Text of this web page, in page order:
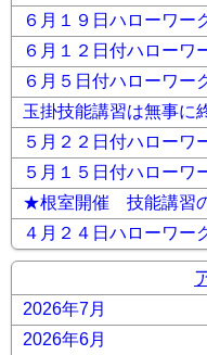
６月１９日ハローワー
６月１２日付ハローワ
６月５日付ハローワー
玉掛技能講習は無事に
５月２２日付ハローワ
５月１５日付ハローワ
★根室開催 技能講習の
４月２４日ハローワー
2026年7月
2026年6月